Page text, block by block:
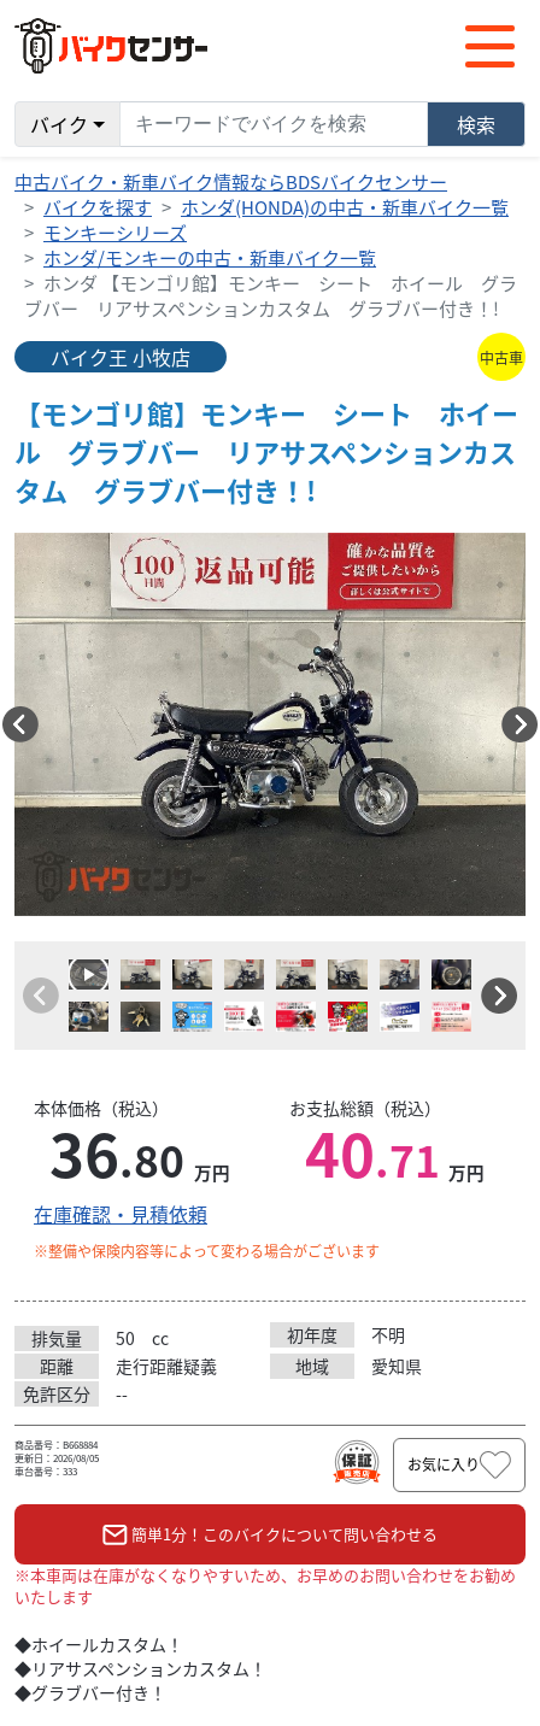
バイク 検索
中古バイク・新車バイク情報ならBDSバイクセンサー
バイクを探す
ホンダ(HONDA)の中古・新車バイク一覧
モンキーシリーズ
ホンダ/モンキーの中古・新車バイク一覧
ホンダ 【モンゴリ館】モンキー シート ホイール グラ
ブバー リアサスペンションカスタム グラブバー付き！!
バイク王 小牧店 中古車
【モンゴリ館】モンキー シート ホイー
ル グラブバー リアサスペンションカス
タム グラブバー付き！!
本体価格（税込）
36.80 万円
お支払総額（税込）
40.71 万円
在庫確認・見積依頼
※整備や保険内容等によって変わる場合がございます
排気量 50 cc 初年度
不明
距離
走行距離疑義 地域
愛知県
免許区分
--
商品番号：B668884
更新日：2026/08/05
車台番号：333
お気に入り
簡単1分！このバイクについて問い合わせる
※本車両は在庫がなくなりやすいため、お早めのお問い合わせをお勧め
いたします
◆ホイールカスタム！
◆リアサスペンションカスタム！
◆グラブバー付き！